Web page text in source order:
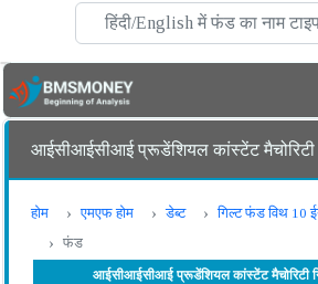
आईसीआईसीआई प्रूडेंशियल कांस्टेंट
होम एमएफ होम डेब्ट
गिल्ट फंड विथ 10
फंड
आईसीआईसीआई प्रूडेंशियल कांस्टेंट मैचोरिटी